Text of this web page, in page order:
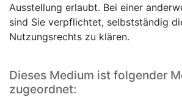
Ausstellung erlaubt. Bei einer
sind Sie verpflichtet, selbstständig
Nutzungsrechts zu klären.
Dieses Medium ist folgender
zugeordnet: